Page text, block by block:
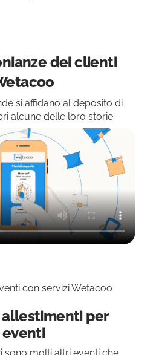
dei clienti
si affidano al deposito di
alcune delle loro storie
per
eventi
sono molti altri eventi che